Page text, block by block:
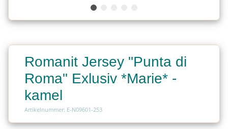
Romanit Jersey "Punta di
Roma" Exlusiv *Marie* -
kamel
Artikelnummer: E-N09601-253